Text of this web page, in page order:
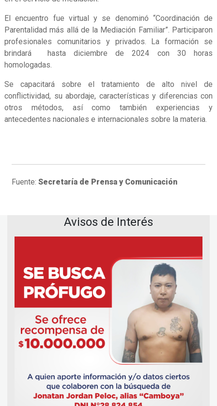
El encuentro fue virtual y se denominó “Coordinación de
Parentalidad más allá de la Mediación Familiar”. Participaron
profesionales comunitarios y privados. La formación se
brindará hasta diciembre de 2024 con 30 horas
homologadas.
Se capacitará sobre el tratamiento de alto nivel de
conflictividad, su abordaje, características y diferencias con
otros métodos, así como también experiencias y
antecedentes nacionales e internacionales sobre la materia.
Fuente: Secretaría de Prensa y Comunicación
Avisos de Interés